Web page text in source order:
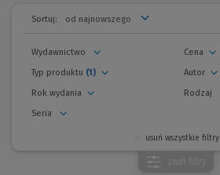
Sortuj:
Wydawnictwo
Rodzaj
Autor
Seria
Cena
Rok wydania
Typ produktu (1)
usuń wszystkie filtry
zwiń filtry